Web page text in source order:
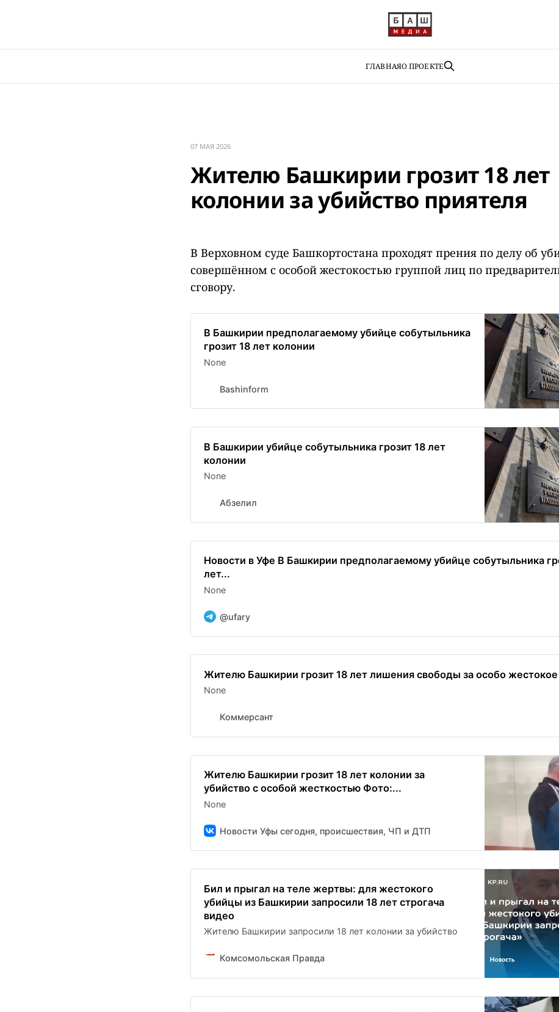
ГЛАВНАЯО ПРОЕКТЕ
07 МАЯ 2026
Жителю Башкирии грозит 18 лет
колонии за убийство приятеля
В Верховном суде Башкортостана проходят прения по делу об
совершённом с особой жестокостью группой лиц по
сговору.
В Башкирии предполагаемому убийце собутыльника
грозит 18 лет колонии
None
Bashinform
В Башкирии убийце собутыльника грозит 18 лет
колонии
None
Абзелил
Новости в Уфе В Башкирии предполагаемому убийце собутыльника
лет...
None
@ufary
Жителю Башкирии грозит 18 лет лишения свободы за особо жестокое
None
Коммерсант
Жителю Башкирии грозит 18 лет колонии за
убийство с особой жесткостью Фото:...
None
Новости Уфы сегодня, происшествия, ЧП и ДТП
Бил и прыгал на теле жертвы: для жестокого
убийцы из Башкирии запросили 18 лет строгача
видео
Жителю Башкирии запросили 18 лет колонии за убийство
Комсомольская Правда